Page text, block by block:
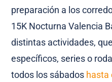
preparación a los
15K Nocturna Valencia
distintas actividades,
específicos, series o
todos los sábados hasta